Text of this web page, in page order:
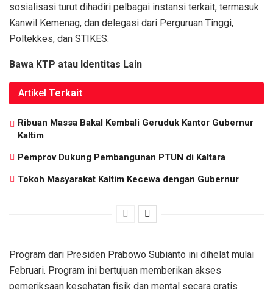
sosialisasi turut dihadiri pelbagai instansi terkait, termasuk
Kanwil Kemenag, dan delegasi dari Perguruan Tinggi,
Poltekkes, dan STIKES.
Bawa KTP atau Identitas Lain
Artikel Terkait
Ribuan Massa Bakal Kembali Geruduk Kantor Gubernur
Kaltim
Pemprov Dukung Pembangunan PTUN di Kaltara
Tokoh Masyarakat Kaltim Kecewa dengan Gubernur
Program dari Presiden Prabowo Subianto ini dihelat mulai
Februari. Program ini bertujuan memberikan akses
pemeriksaan kesehatan fisik dan mental secara gratis